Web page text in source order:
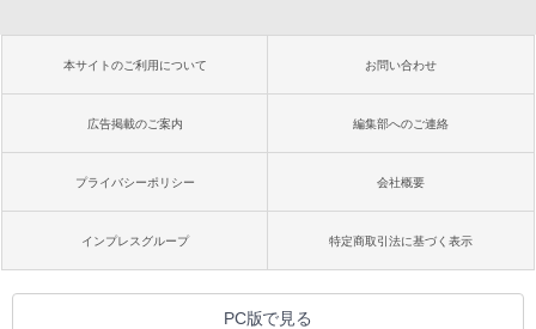
本サイトのご利用について お問い合わせ
広告掲載のご案内 編集部へのご連絡
プライバシーポリシー 会社概要
インプレスグループ 特定商取引法に基づく表示
PC版で見る